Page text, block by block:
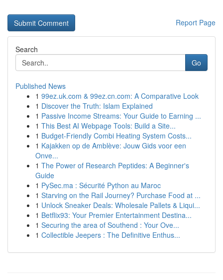
Report Page
Search
Go
Published News
1 99ez.uk.com & 99ez.cn.com: A Comparative Look
1 Discover the Truth: Islam Explained
1 Passive Income Streams: Your Guide to Earning ...
1 This Best AI Webpage Tools: Build a Site...
1 Budget-Friendly Combi Heating System Costs...
1 Kajakken op de Amblève: Jouw Gids voor een
Onve...
1 The Power of Research Peptides: A Beginner's
Guide
1 PySec.ma : Sécurité Python au Maroc
1 Starving on the Rail Journey? Purchase Food at ...
1 Unlock Sneaker Deals: Wholesale Pallets & Liqui...
1 Betflix93: Your Premier Entertainment Destina...
1 Securing the area of Southend : Your Ove...
1 Collectible Jeepers : The Definitive Enthus...